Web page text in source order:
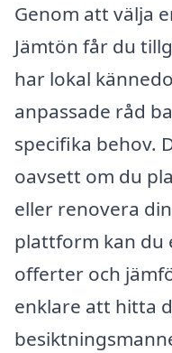
Genom att välja
Jämtön får du
har lokal
anpassade råd
specifika behov.
oavsett om du
eller renovera
plattform kan du
offerter och
enklare att hitta